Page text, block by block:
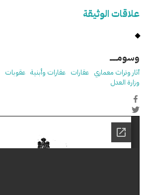
علاقات الوثيقة
وسومـــــ
آثار وتراث معماري عقارات عقارات وأبنية عقوبات
وزارة العدل